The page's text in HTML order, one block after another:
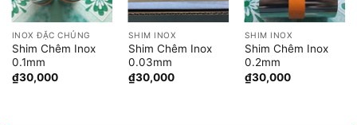
INOX ĐẶC CHỦNG
Shim Chêm Inox
0.1mm
₫30,000
SHIM INOX
Shim Chêm Inox
0.03mm
₫30,000
SHIM INOX
Shim Chêm Inox
0.2mm
₫30,000